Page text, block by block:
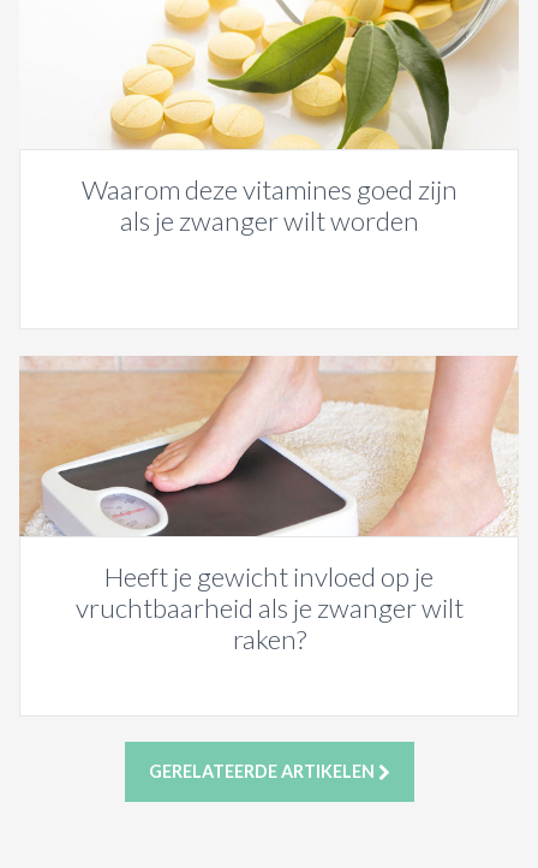
Waarom deze vitamines goed zijn
als je zwanger wilt worden
Heeft je gewicht invloed op je
vruchtbaarheid als je zwanger wilt
raken?
GERELATEERDE ARTIKELEN